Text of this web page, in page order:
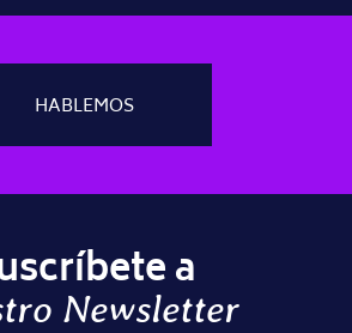
HABLEMOS
a
Newsletter